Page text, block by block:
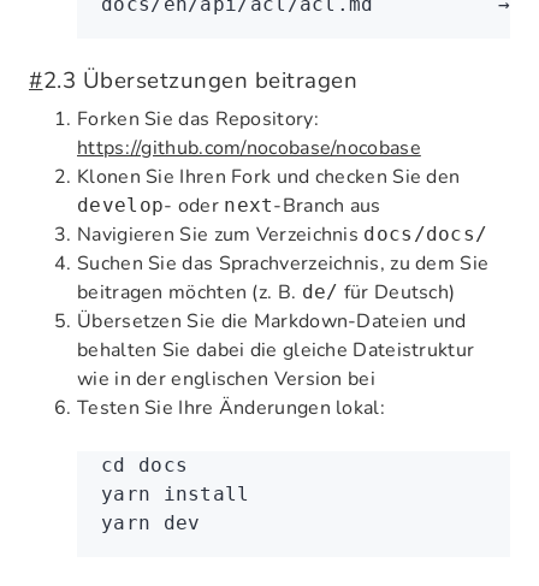
#2.3 Übersetzungen beitragen
Forken Sie das Repository:
https://github.com/nocobase/nocobase
Klonen Sie Ihren Fork und checken Sie den
develop- oder next-Branch aus
Navigieren Sie zum Verzeichnis docs/docs/
Suchen Sie das Sprachverzeichnis, zu dem Sie
beitragen möchten (z. B. de/ für Deutsch)
Übersetzen Sie die Markdown-Dateien und
behalten Sie dabei die gleiche Dateistruktur
wie in der englischen Version bei
Testen Sie Ihre Änderungen lokal:
cd
docs
yarn install
yarn dev